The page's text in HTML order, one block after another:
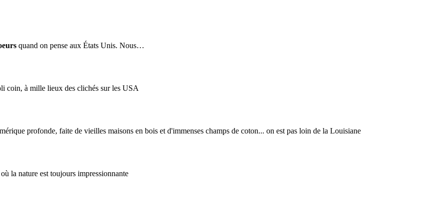
quand on pense aux États Unis. Nous…
coin, à mille lieux des clichés sur les USA
profonde, faite de vieilles maisons en bois et d'immenses champs de coton... on est pas loin de la Louisiane
la nature est toujours impressionnante